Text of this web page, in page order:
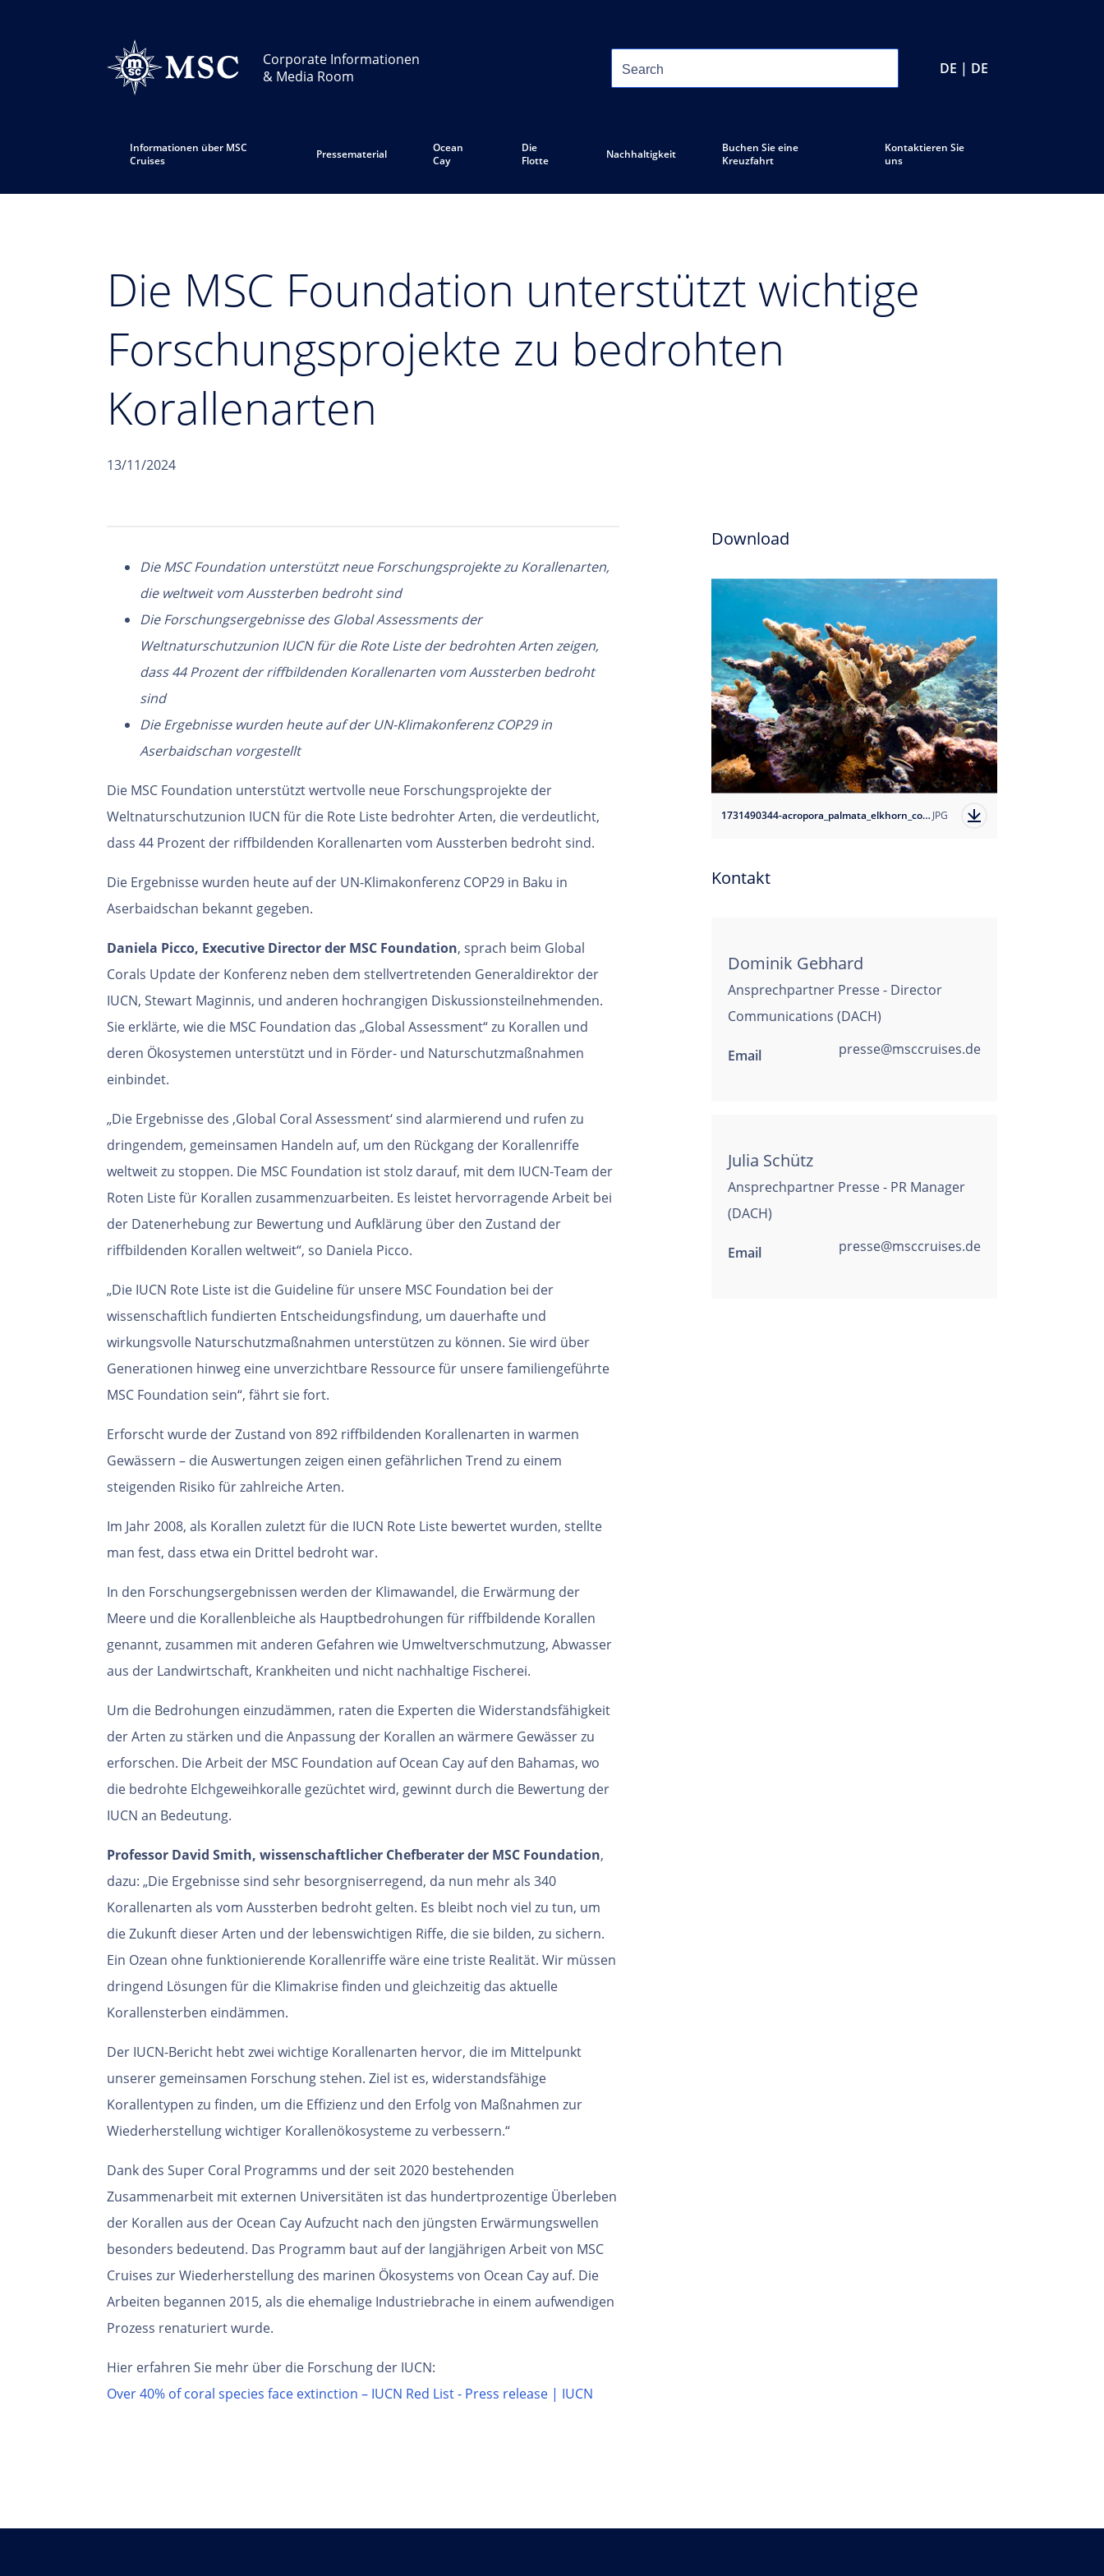
Corporate Informationen
& Media Room
DE | DE
Informationen über MSC
Cruises
Pressematerial
Ocean
Cay
Die
Flotte
Nachhaltigkeit
Buchen Sie eine
Kreuzfahrt
Kontaktieren Sie
uns
Die MSC Foundation unterstützt wichtige
Forschungsprojekte zu bedrohten
Korallenarten
13/11/2024
Die MSC Foundation unterstützt neue Forschungsprojekte zu Korallenarten,
die weltweit vom Aussterben bedroht sind
Die Forschungsergebnisse des Global Assessments der
Weltnaturschutzunion IUCN für die Rote Liste der bedrohten Arten zeigen,
dass 44 Prozent der riffbildenden Korallenarten vom Aussterben bedroht
sind
Die Ergebnisse wurden heute auf der UN-Klimakonferenz COP29 in
Aserbaidschan vorgestellt
Die MSC Foundation unterstützt wertvolle neue Forschungsprojekte der
Weltnaturschutzunion IUCN für die Rote Liste bedrohter Arten, die verdeutlicht,
dass 44 Prozent der riffbildenden Korallenarten vom Aussterben bedroht sind.
Die Ergebnisse wurden heute auf der UN-Klimakonferenz COP29 in Baku in
Aserbaidschan bekannt gegeben.
Daniela Picco, Executive Director der MSC Foundation, sprach beim Global
Corals Update der Konferenz neben dem stellvertretenden Generaldirektor der
IUCN, Stewart Maginnis, und anderen hochrangigen Diskussionsteilnehmenden.
Sie erklärte, wie die MSC Foundation das „Global Assessment“ zu Korallen und
deren Ökosystemen unterstützt und in Förder- und Naturschutzmaßnahmen
einbindet.
„Die Ergebnisse des ‚Global Coral Assessment‘ sind alarmierend und rufen zu
dringendem, gemeinsamen Handeln auf, um den Rückgang der Korallenriffe
weltweit zu stoppen. Die MSC Foundation ist stolz darauf, mit dem IUCN-Team der
Roten Liste für Korallen zusammenzuarbeiten. Es leistet hervorragende Arbeit bei
der Datenerhebung zur Bewertung und Aufklärung über den Zustand der
riffbildenden Korallen weltweit“, so Daniela Picco.
„Die IUCN Rote Liste ist die Guideline für unsere MSC Foundation bei der
wissenschaftlich fundierten Entscheidungsfindung, um dauerhafte und
wirkungsvolle Naturschutzmaßnahmen unterstützen zu können. Sie wird über
Generationen hinweg eine unverzichtbare Ressource für unsere familiengeführte
MSC Foundation sein“, fährt sie fort.
Erforscht wurde der Zustand von 892 riffbildenden Korallenarten in warmen
Gewässern – die Auswertungen zeigen einen gefährlichen Trend zu einem
steigenden Risiko für zahlreiche Arten.
Im Jahr 2008, als Korallen zuletzt für die IUCN Rote Liste bewertet wurden, stellte
man fest, dass etwa ein Drittel bedroht war.
In den Forschungsergebnissen werden der Klimawandel, die Erwärmung der
Meere und die Korallenbleiche als Hauptbedrohungen für riffbildende Korallen
genannt, zusammen mit anderen Gefahren wie Umweltverschmutzung, Abwasser
aus der Landwirtschaft, Krankheiten und nicht nachhaltige Fischerei.
Um die Bedrohungen einzudämmen, raten die Experten die Widerstandsfähigkeit
der Arten zu stärken und die Anpassung der Korallen an wärmere Gewässer zu
erforschen. Die Arbeit der MSC Foundation auf Ocean Cay auf den Bahamas, wo
die bedrohte Elchgeweihkoralle gezüchtet wird, gewinnt durch die Bewertung der
IUCN an Bedeutung.
Professor David Smith, wissenschaftlicher Chefberater der MSC Foundation,
dazu: „Die Ergebnisse sind sehr besorgniserregend, da nun mehr als 340
Korallenarten als vom Aussterben bedroht gelten. Es bleibt noch viel zu tun, um
die Zukunft dieser Arten und der lebenswichtigen Riffe, die sie bilden, zu sichern.
Ein Ozean ohne funktionierende Korallenriffe wäre eine triste Realität. Wir müssen
dringend Lösungen für die Klimakrise finden und gleichzeitig das aktuelle
Korallensterben eindämmen.
Der IUCN-Bericht hebt zwei wichtige Korallenarten hervor, die im Mittelpunkt
unserer gemeinsamen Forschung stehen. Ziel ist es, widerstandsfähige
Korallentypen zu finden, um die Effizienz und den Erfolg von Maßnahmen zur
Wiederherstellung wichtiger Korallenökosysteme zu verbessern.“
Dank des Super Coral Programms und der seit 2020 bestehenden
Zusammenarbeit mit externen Universitäten ist das hundertprozentige Überleben
der Korallen aus der Ocean Cay Aufzucht nach den jüngsten Erwärmungswellen
besonders bedeutend. Das Programm baut auf der langjährigen Arbeit von MSC
Cruises zur Wiederherstellung des marinen Ökosystems von Ocean Cay auf. Die
Arbeiten begannen 2015, als die ehemalige Industriebrache in einem aufwendigen
Prozess renaturiert wurde.
Hier erfahren Sie mehr über die Forschung der IUCN:
Over 40% of coral species face extinction – IUCN Red List - Press release | IUCN
Download
1731490344-acropora_palmata_elkhorn_coral_ocean_cay_copyright-msc-foundation?auto=format JPG
Kontakt
Dominik Gebhard
Ansprechpartner Presse - Director
Communications (DACH)
Email presse@msccruises.de
Julia Schütz
Ansprechpartner Presse - PR Manager
(DACH)
Email presse@msccruises.de